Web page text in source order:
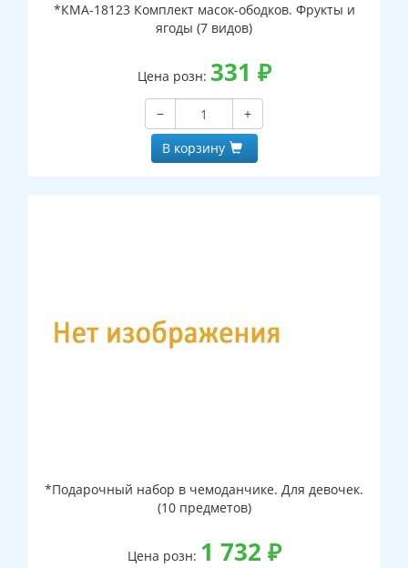
*КМА-18123 Комплект масок-ободков. Фрукты и
ягоды (7 видов)
Цена розн: 331 ₽
−
+
В корзину
*Подарочный набор в чемоданчике. Для девочек.
(10 предметов)
Цена розн: 1 732 ₽